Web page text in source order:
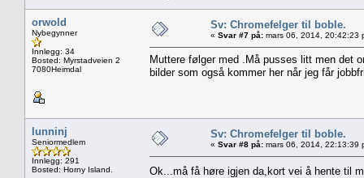
orwold
Nybegynner
Innlegg: 34
Bosted: Myrstadveien 2
7080Heimdal
Sv: Chromefelger til boble.
« Svar #7 på: mars 06, 2014, 20:42:23
Muttere følger med .Må pusses litt men det
bilder som også kommer her når jeg får
lunninj
Seniormedlem
Innlegg: 291
Bosted: Horny Island.
Sv: Chromefelger til boble.
« Svar #8 på: mars 06, 2014, 22:13:39
Ok...må få høre igjen da,kort vei å hente til